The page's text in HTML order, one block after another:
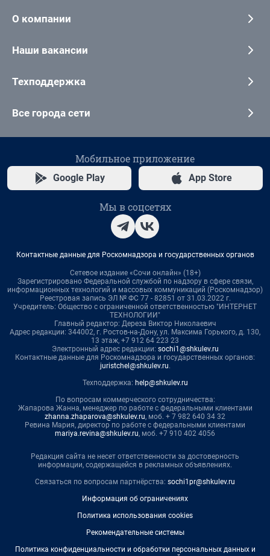
О компании
Наши вакансии
Техподдержка
Все города сети
Мобильное приложение
Google Play App Store
Мы в соцсетях
Контактные данные для Роскомнадзора и государственных органов
Сетевое издание «Сочи онлайн» (18+)
Зарегистрировано Федеральной службой по надзору в сфере связи,
информационных технологий и массовых коммуникаций (Роскомнадзор)
Реестровая запись ЭЛ № ФС 77 - 82851 от 31.03.2022 г.
Учредитель: Общество с ограниченной ответственностью "ИНТЕРНЕТ
ТЕХНОЛОГИИ"
Главный редактор: Дереза Виктор Николаевич
Адрес редакции: 344002, г. Ростов-на-Дону, ул. Максима Горького, д. 130,
13 этаж, +7 912 64 223 23
Электронный адрес редакции: sochi1@shkulev.ru
Контактные данные для Роскомнадзора и государственных органов:
juristchel@shkulev.ru.
Техподдержка: help@shkulev.ru
По вопросам коммерческого сотрудничества:
Жапарова Жанна, менеджер по работе с федеральными клиентами
zhanna.zhaparova@shkulev.ru, моб. + 7 982 640 34 32
Ревина Мария, директор по работе с федеральными клиентами
mariya.revina@shkulev.ru, моб. +7 910 402 4056
Редакция сайта не несет ответственности за достоверность
информации, содержащейся в рекламных объявлениях.
Связаться по вопросам партнёрства: sochi1pr@shkulev.ru
Информация об ограничениях
Политика использования cookies
Рекомендательные системы
Политика конфиденциальности и обработки персональных данных и